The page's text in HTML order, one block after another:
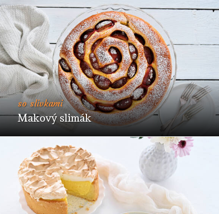
so slivkami
Makový slimák